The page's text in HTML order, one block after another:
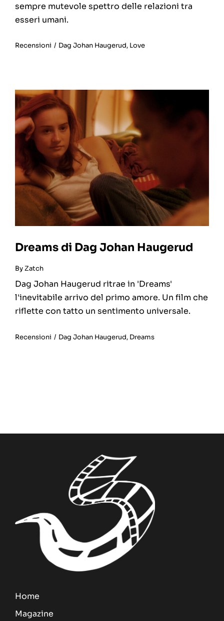
sempre mutevole spettro delle relazioni tra
esseri umani.
Recensioni / Dag Johan Haugerud, Love
Dreams di Dag Johan Haugerud
ByZatch
Dag Johan Haugerud ritrae in 'Dreams'
l'inevitabile arrivo del primo amore. Un film che
riflette con tatto un sentimento universale.
Recensioni / Dag Johan Haugerud, Dreams
Home
Magazine